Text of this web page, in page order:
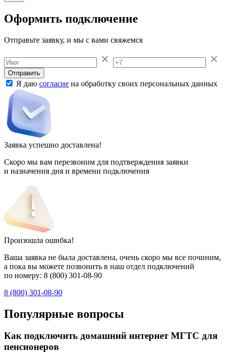
Оформить подключение
Отправьте заявку, и мы с вами свяжемся
Отправить
Я даю согласие на обработку своих персональных данных
Заявка успешно доставлена!
Скоро мы вам перезвоним для подтверждения заявки
и назначения дня и времени подключения
Произошла ошибка!
Ваша заявка не была доставлена, очень скоро мы все починим,
а пока вы можете позвонить в наш отдел подключений
по номеру: 8 (800) 301-08-90
8 (800) 301-08-90
Популярные вопросы
Как подключить домашний интернет МГТС для
пенсионеров